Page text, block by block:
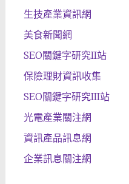
生技產業資訊網
美食新聞網
SEO關鍵字研究II站
保險理財資訊收集
SEO關鍵字研究III站
光電產業關注網
資訊產品訊息網
企業訊息關注網